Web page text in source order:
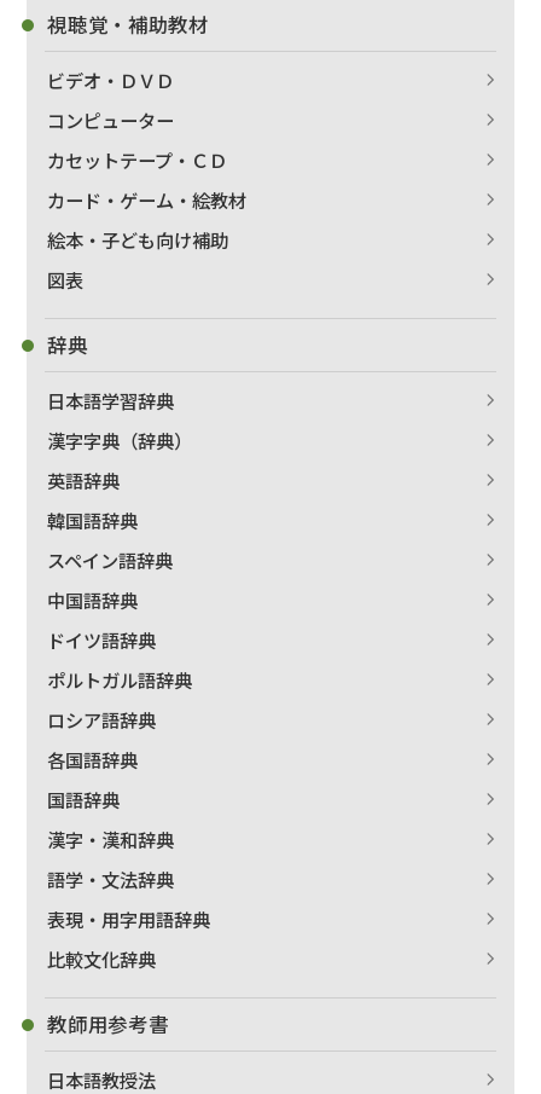
出版社名で絞り込む
視聴覚・補助教材
ビデオ・ＤＶＤ
コンピューター
カセットテープ・ＣＤ
カード・ゲーム・絵教材
絵本・子ども向け補助
図表
辞典
日本語学習辞典
漢字字典（辞典）
英語辞典
韓国語辞典
スペイン語辞典
中国語辞典
ドイツ語辞典
ポルトガル語辞典
ロシア語辞典
各国語辞典
国語辞典
漢字・漢和辞典
語学・文法辞典
表現・用字用語辞典
比較文化辞典
教師用参考書
日本語教授法